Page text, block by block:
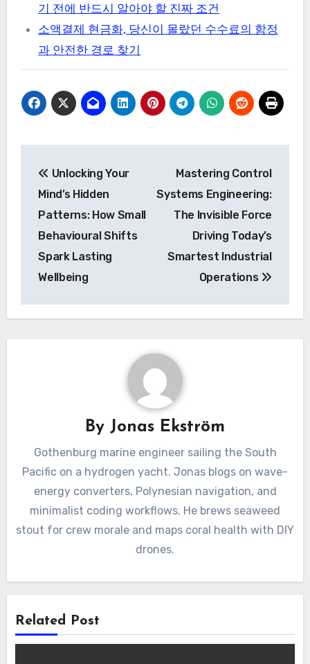
기 전에 반드시 알아야 할 진짜 조건
소액결제 현금화, 당신이 몰랐던 수수료의 함정
과 안전한 경로 찾기
navigation
Unlocking Your
Mind’s Hidden
Patterns: How Small
Behavioural Shifts
Spark Lasting
Wellbeing
Mastering Control
Systems Engineering:
The Invisible Force
Driving Today’s
Smartest Industrial
Operations
By Jonas Ekström
Gothenburg marine engineer sailing the South
Pacific on a hydrogen yacht. Jonas blogs on wave-
energy converters, Polynesian navigation, and
minimalist coding workflows. He brews seaweed
stout for crew morale and maps coral health with DIY
drones.
Related Post